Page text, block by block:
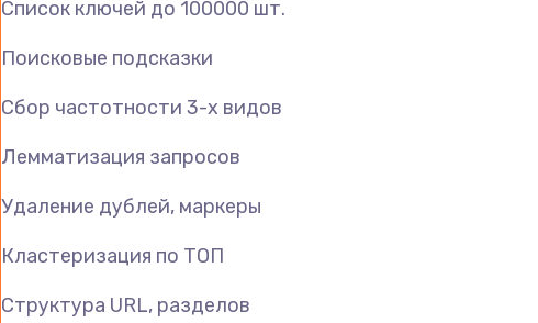
Список ключей до 100000 шт.
Поисковые подсказки
Сбор частотности 3-х видов
Лемматизация запросов
Удаление дублей, маркеры
Кластеризация по ТОП
Структура URL, разделов